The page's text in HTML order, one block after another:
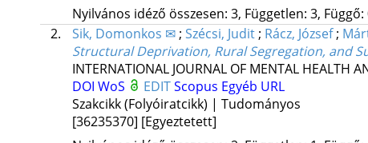
Nyilvános idéző összesen: 3, Független: 3,
2.
Sik, Domonkos ✉; Szécsi, Judit; Rácz, József;
Structural Deprivation, Rural Segregation, and
INTERNATIONAL JOURNAL OF MENTAL HEALTH
DOI WoS EDITScopus Egyéb URL
Szakcikk (Folyóiratcikk) | Tudományos
[36235370] [Egyeztetett]